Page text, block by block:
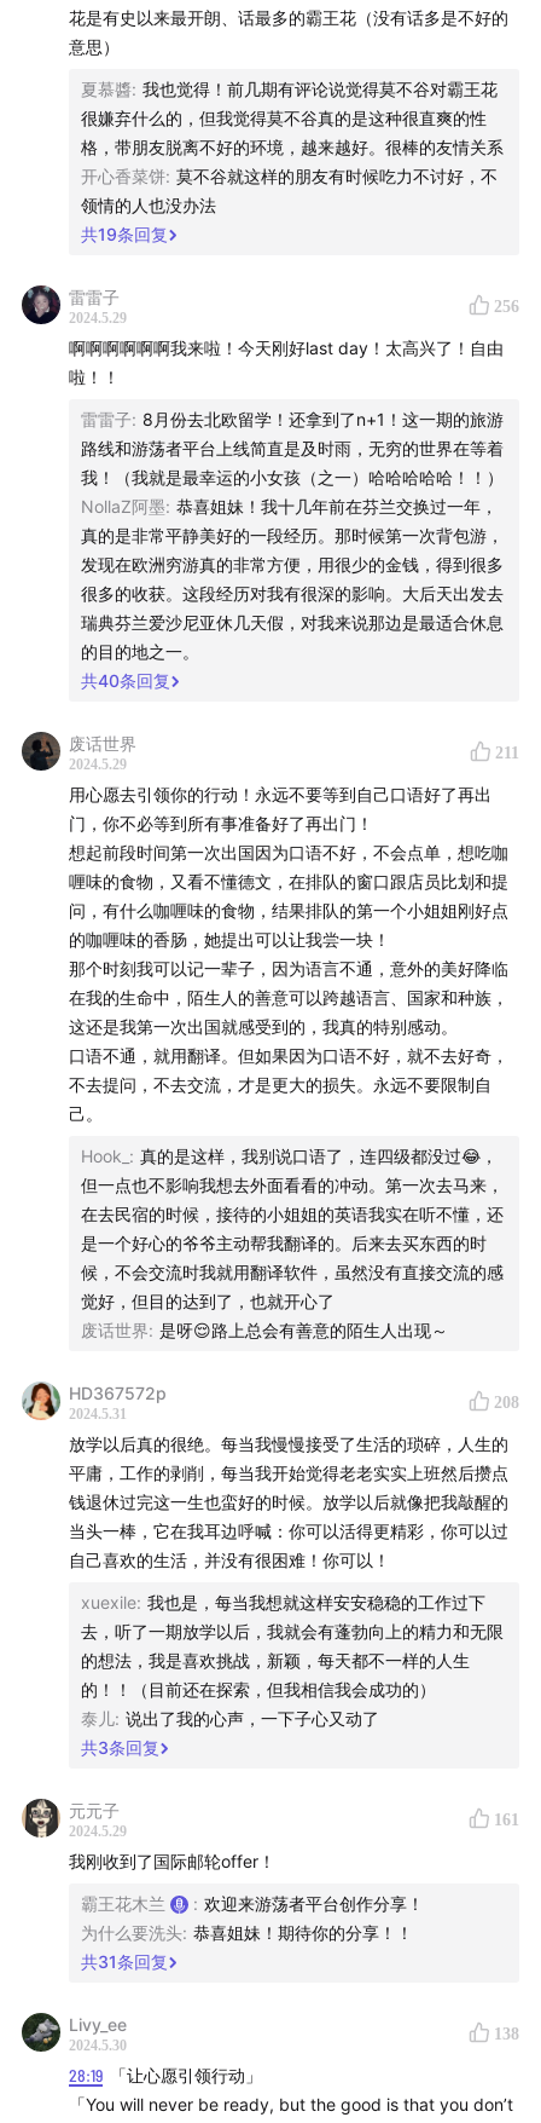
小程序将持续开发。游荡者网址是
www.youdangzhewander.com
到桌面或者浏览器首页实现便捷打开，注册成功后可阅读
由莫不谷和霸王花所撰写的三篇文章，也欢迎你注册完成
后开启你的内容创作并邀请你对平台使用进行测试和bug
1.全球五大洲几十个国家的永居/绿卡和护照攻略-run的
800种方式 by莫不谷
2.全球主要旅行国家的旅行签证办理方式及攻略 by霸王花
考试，写简历面试求职，日常生活等场景，从物料到学习
方式到思维模式）by莫不谷
如上述网址以后发生任何无法打开的问题，可以通过科 学
上 网在www.youdangzhe.com找到游荡者。如有任何关
于平台的建议和bug可通过该链接反馈：www.wjx.cn。
【Timeline】本期时长4个半小时，又是一期超长
shownotes
Part1：心愿清单，疗效非凡
霸王花的辞职路，全靠游荡的心愿清单推动
让你的心愿引领你的行动：You will never be
ready, but the good thing is that you don’t need to be
ready
放学以后三年三位主播首次线下齐聚夏威夷！以及
金钟罩为莫不谷、霸王花发疯剪发！
金钟罩的游荡心愿清单：夏威夷、西班牙和法国
莫不谷：我将在游荡者平台分享的技能之一：陪逛
Vintage，成为你的stylist
01:02:02
金钟罩游荡法国、西班牙大概要花多少钱？给莫
不谷的一些惊诧
球、南北半球和春夏秋冬四季，还上过5千米海拔高山
01:32:26 莫路狂花环球游荡要花多少钱？低预算也可以游
荡全世界！
Part2：游荡者平台介绍和关键性问题的回答
01:42:36 想法的缘起：游荡者平台要解决哪些市场需求和
01:50:22 创业需要回答的三个问题：Q1. Why do we do
it?（为什么要做这件事）
01:51:13 Q2. What’s the problem？（解决什么问题）
01:52:33 Q3. How do we do it?（我们怎样做）
01:53:29游荡者网址：
www.youdangzhewander.com（优先PC电脑端打开）
01:56:17 游荡者平台包含哪些功能：信息分享（分享你的
研究，获得你的报酬），资源互换（让资源和金钱都流动
起来），社区广场（在广场喊出你的需求）
欢迎并感谢大家在爱发电平台为我们的创作发电：
播客收听平台：【国内】苹果播客（请科学/上网）、爱发
电、汽水儿、荔枝、网易云、小宇宙、喜马拉雅、、QQ音
乐；
【海外】Spotify、Apple podcast、Google podcast、
Snipd、Overcast、Castbox、Amazon Music、Pocket
花是有史以来最开朗、话最多的霸王花（没有话多是不好的
意思）
夏慕醬: 我也觉得！前几期有评论说觉得莫不谷对霸王花
很嫌弃什么的，但我觉得莫不谷真的是这种很直爽的性
格，带朋友脱离不好的环境，越来越好。很棒的友情关系
开心香菜饼: 莫不谷就这样的朋友有时候吃力不讨好，不
领情的人也没办法
共19条回复
雷雷子
2024.5.29
256
啊啊啊啊啊啊我来啦！今天刚好last day！太高兴了！自由
啦！！
雷雷子: 8月份去北欧留学！还拿到了n+1！这一期的旅游
路线和游荡者平台上线简直是及时雨，无穷的世界在等着
我！（我就是最幸运的小女孩（之一）哈哈哈哈哈！！）
NollaZ阿墨: 恭喜姐妹！我十几年前在芬兰交换过一年，
真的是非常平静美好的一段经历。那时候第一次背包游，
发现在欧洲穷游真的非常方便，用很少的金钱，得到很多
很多的收获。这段经历对我有很深的影响。大后天出发去
瑞典芬兰爱沙尼亚休几天假，对我来说那边是最适合休息
的目的地之一。
共40条回复
废话世界
2024.5.29
211
用心愿去引领你的行动！永远不要等到自己口语好了再出
门，你不必等到所有事准备好了再出门！
想起前段时间第一次出国因为口语不好，不会点单，想吃咖
喱味的食物，又看不懂德文，在排队的窗口跟店员比划和提
问，有什么咖喱味的食物，结果排队的第一个小姐姐刚好点
的咖喱味的香肠，她提出可以让我尝一块！
那个时刻我可以记一辈子，因为语言不通，意外的美好降临
在我的生命中，陌生人的善意可以跨越语言、国家和种族，
这还是我第一次出国就感受到的，我真的特别感动。
口语不通，就用翻译。但如果因为口语不好，就不去好奇，
不去提问，不去交流，才是更大的损失。永远不要限制自
己。
Hook_ : 真的是这样，我别说口语了，连四级都没过😂，
但一点也不影响我想去外面看看的冲动。第一次去马来，
在去民宿的时候，接待的小姐姐的英语我实在听不懂，还
是一个好心的爷爷主动帮我翻译的。后来去买东西的时
候，不会交流时我就用翻译软件，虽然没有直接交流的感
觉好，但目的达到了，也就开心了
废话世界: 是呀😌路上总会有善意的陌生人出现～
HD367572p
2024.5.31
208
放学以后真的很绝。每当我慢慢接受了生活的琐碎，人生的
平庸，工作的剥削，每当我开始觉得老老实实上班然后攒点
钱退休过完这一生也蛮好的时候。放学以后就像把我敲醒的
当头一棒，它在我耳边呼喊：你可以活得更精彩，你可以过
自己喜欢的生活，并没有很困难！你可以！
xuexile: 我也是，每当我想就这样安安稳稳的工作过下
去，听了一期放学以后，我就会有蓬勃向上的精力和无限
的想法，我是喜欢挑战，新颖，每天都不一样的人生
的！！（目前还在探索，但我相信我会成功的）
泰儿: 说出了我的心声，一下子心又动了
共3条回复
元元子
2024.5.29
161
我刚收到了国际邮轮offer！
霸王花木兰 : 欢迎来游荡者平台创作分享！
为什么要洗头: 恭喜姐妹！期待你的分享！！
共31条回复
Livy_ee
2024.5.30
138
28:19
「让心愿引领行动」
「You will never be ready, but the good is that you don’t